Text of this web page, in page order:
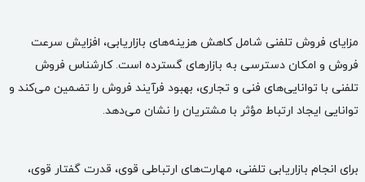
مزایای فروش تلفنی شامل کاهش هزینه‌های بازاریابی، افزایش سرعت
فروش و امکان دسترسی به بازارهای گسترده است. کارشناس فروش
تلفنی با توانایی‌های فنی و تجاری، بهبود فرآیند فروش را تضمین می‌کند و
توانایی ایجاد ارتباط مؤثر با مشتریان را نشان می‌دهد.
برای انجام بازاریابی تلفنی، مهارت‌های ارتباطی قوی، قدرت گفتار قوی،